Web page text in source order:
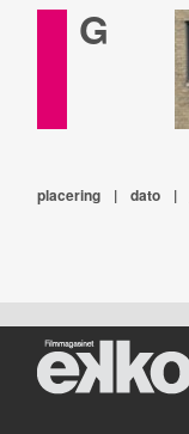
G
placering | dato |